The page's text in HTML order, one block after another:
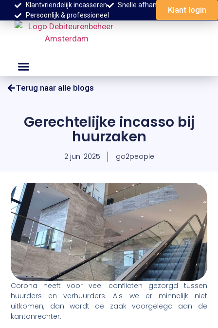
Klantvriendelijk incasseren
Snelle afhandeling
Persoonlijk & professioneel
Klant login
Terug naar alle blogs
Gerechtelijke incasso bij
huurzaken
2 juni 2025 go2people
Corona heeft voor veel conflicten gezorgd tussen
huurders en verhuurders. Als we er minnelijk niet
uitkomen, dan wordt de zaak voorgelegd aan de
kantonrechter.